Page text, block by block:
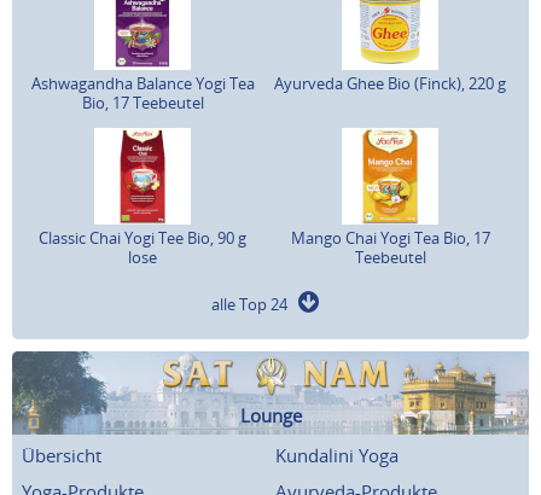
Ashwagandha Balance Yogi Tea
Bio, 17 Teebeutel
Ayurveda Ghee Bio (Finck), 220 g
Classic Chai Yogi Tee Bio, 90 g
lose
Mango Chai Yogi Tea Bio, 17
Teebeutel
alle Top 24
Lounge
Übersicht
Kundalini Yoga